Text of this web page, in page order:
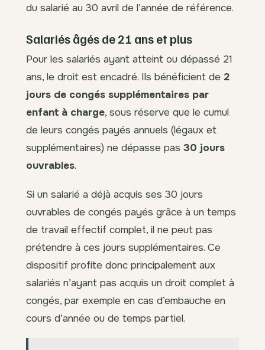
du salarié au 30 avril de l’année de référence.
Salariés âgés de 21 ans et plus
Pour les salariés ayant atteint ou dépassé 21
ans, le droit est encadré. Ils bénéficient de 2
jours de congés supplémentaires par
enfant à charge, sous réserve que le cumul
de leurs congés payés annuels (légaux et
supplémentaires) ne dépasse pas 30 jours
ouvrables.
Si un salarié a déjà acquis ses 30 jours
ouvrables de congés payés grâce à un temps
de travail effectif complet, il ne peut pas
prétendre à ces jours supplémentaires. Ce
dispositif profite donc principalement aux
salariés n’ayant pas acquis un droit complet à
congés, par exemple en cas d’embauche en
cours d’année ou de temps partiel.